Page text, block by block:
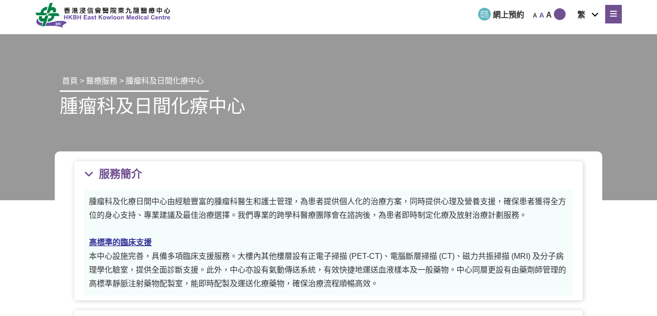
網上預約 A A A 繁
expand
child
menu
首頁 > 醫療服務 > 腫瘤科及日間化療中心
腫瘤科及日間化療中心
服務簡介
腫瘤科及化療日間中心由經驗豐富的腫瘤科醫生和護士管理，為患者提供個人化的治療方案，同時提供心理及營養支援，確保患者獲得全方
位的身心支持、專業建議及最佳治療選擇。我們專業的跨學科醫療團隊會在諮詢後，為患者即時制定化療及放射治療計劃服務。
高標準的臨床支援
本中心設施完善，具備多項臨床支援服務。大樓內其他樓層設有正電子掃描 (PET-CT)、電腦斷層掃描 (CT)、磁力共振掃描 (MRI) 及分子病
理學化驗室，提供全面診斷支援。此外，中心亦設有氣動傳送系統，有效快捷地運送血液樣本及一般藥物。中心同層更設有由藥劑師管理的
高標準靜脈注射藥物配製室，能即時配製及運送化療藥物，確保治療流程順暢高效。